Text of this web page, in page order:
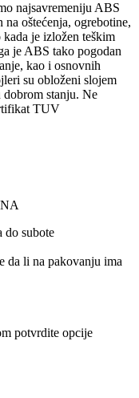
najsavremeniju ABS
oštećenja, ogrebotine,
je izložen teškim
je ABS tako pogodan
kao i osnovnih
su obloženi slojem
stanju. Ne
TUV
do subote
da li na pakovanju ima
potvrdite opcije